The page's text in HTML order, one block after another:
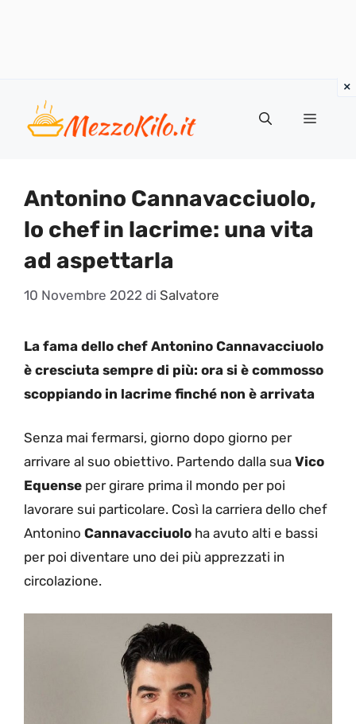
contenuto
Menu
Antonino Cannavacciuolo,
lo chef in lacrime: una vita
ad aspettarla
10 Novembre 2022 di Salvatore
La fama dello chef Antonino Cannavacciuolo
è cresciuta sempre di più: ora si è commosso
scoppiando in lacrime finché non è arrivata
Senza mai fermarsi, giorno dopo giorno per
arrivare al suo obiettivo. Partendo dalla sua Vico
Equense per girare prima il mondo per poi
lavorare sui particolare. Così la carriera dello chef
Antonino Cannavacciuolo ha avuto alti e bassi
per poi diventare uno dei più apprezzati in
circolazione.